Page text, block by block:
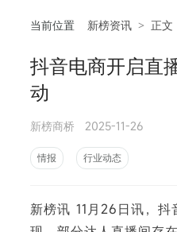
当前位置 新榜资讯 > 正文
抖音电商开启直
动
新榜商桥 2025-11-26
情报 行业动态
新榜讯 11月26日讯，